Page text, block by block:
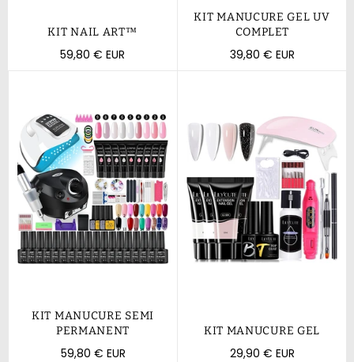
KIT NAIL ART™
Prix
59,80 € EUR
KIT MANUCURE GEL UV
COMPLET
Prix
39,80 € EUR
KIT MANUCURE SEMI
PERMANENT
Prix
59,80 € EUR
KIT MANUCURE GEL
Prix
29,90 € EUR